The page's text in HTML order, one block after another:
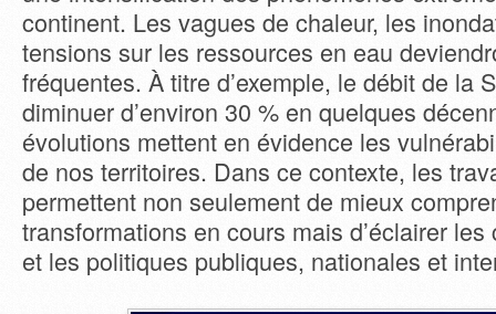
continent. Les vagues de chaleur, les
tensions sur les ressources en eau
fréquentes. À titre d’exemple, le débit de la
diminuer d’environ 30 % en quelques
évolutions mettent en évidence les
de nos territoires. Dans ce contexte, les
permettent non seulement de mieux
transformations en cours mais d’éclairer les
et les politiques publiques, nationales et